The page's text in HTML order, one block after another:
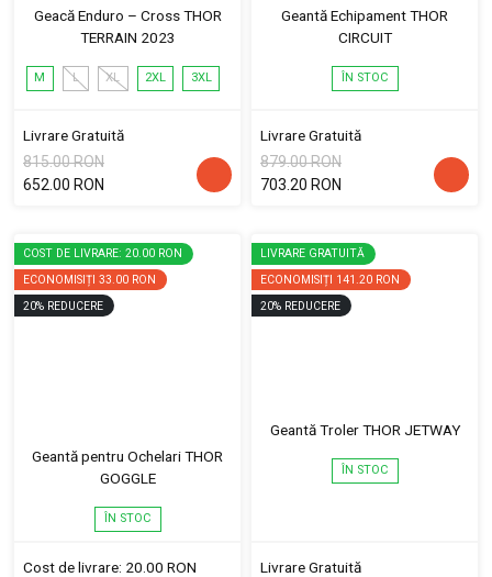
Geacă Enduro – Cross THOR
TERRAIN 2023
M L XL 2XL 3XL
Livrare Gratuită
815.00 RON
652.00 RON
Geantă Echipament THOR
CIRCUIT
ÎN STOC
Livrare Gratuită
879.00 RON
703.20 RON
COST DE LIVRARE: 20.00 RON
ECONOMISIȚI 33.00 RON
20% REDUCERE
Geantă pentru Ochelari THOR
GOGGLE
ÎN STOC
Cost de livrare: 20.00 RON
LIVRARE GRATUITĂ
ECONOMISIȚI 141.20 RON
20% REDUCERE
Geantă Troler THOR JETWAY
ÎN STOC
Livrare Gratuită